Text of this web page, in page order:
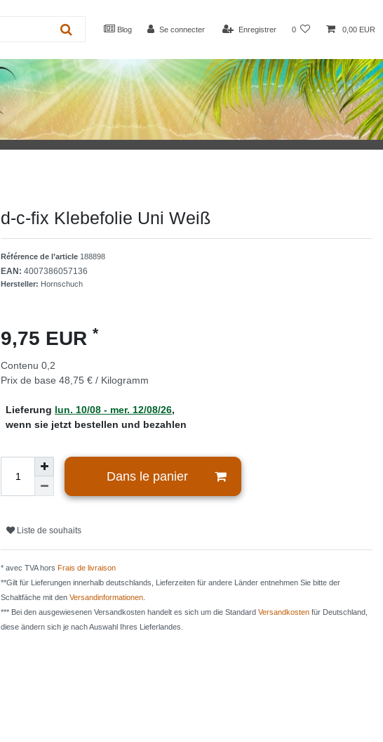
Blog Se connecter Enregistrer 0 0,00 EUR
d-c-fix Klebefolie Uni Weiß
Référence de l’article 188898
EAN: 4007386057136
Hersteller: Hornschuch
9,75 EUR *
Contenu 0,2
Prix de base 48,75 € / Kilogramm
Lieferung lun. 10/08 - mer. 12/08/26,
wenn sie jetzt bestellen und bezahlen
Dans le panier
Liste de souhaits
* avec TVA hors Frais de livraison
**Gilt für Lieferungen innerhalb deutschlands, Lieferzeiten für andere Länder entnehmen Sie bitte der
Schaltfäche mit den Versandinformationen
*** Bei den ausgewiesenen Versandkosten handelt es sich um die Standard Versandkosten für Deutschland,
diese ändern sich je nach Auswahl Ihres Lieferlandes.